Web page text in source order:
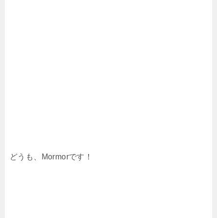
どうも、Mormorです！